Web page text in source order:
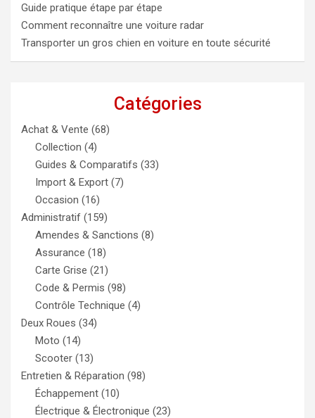
Guide pratique étape par étape
Comment reconnaître une voiture radar
Transporter un gros chien en voiture en toute sécurité
Catégories
Achat & Vente (68)
Collection (4)
Guides & Comparatifs (33)
Import & Export (7)
Occasion (16)
Administratif (159)
Amendes & Sanctions (8)
Assurance (18)
Carte Grise (21)
Code & Permis (98)
Contrôle Technique (4)
Deux Roues (34)
Moto (14)
Scooter (13)
Entretien & Réparation (98)
Échappement (10)
Électrique & Électronique (23)